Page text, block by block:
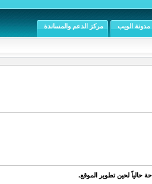
مدونة الويب مركز الدعم والمساندة
حالياً لحين تطوير الموقع.